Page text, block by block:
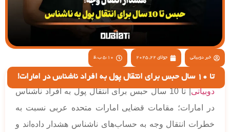
خبر دوبیاتی جولای 22, 2025 5:10 ب.ظ
تا 10 سال حبس برای انتقال پول به افراد ناشناس در امارات!
دوبیاتی
| تا 10 سال حبس برای انتقال پول به افراد ناشناس
در امارات؛ مقامات قضایی امارات متحده عربی نسبت به
خطرات انتقال وجه به حساب‌های ناشناس هشدار داده‌اند و